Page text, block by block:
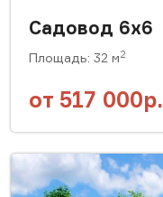
Садовод 6х6
Площадь: 32 м2
от 517 000р.